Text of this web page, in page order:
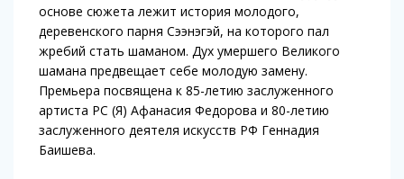
основе сюжета лежит история молодого,
деревенского парня Сээнэгэй, на которого пал
жребий стать шаманом. Дух умершего Великого
шамана предвещает себе молодую замену.
Премьера посвящена к 85-летию заслуженного
артиста РС (Я) Афанасия Федорова и 80-летию
заслуженного деятеля искусств РФ Геннадия
Баишева.